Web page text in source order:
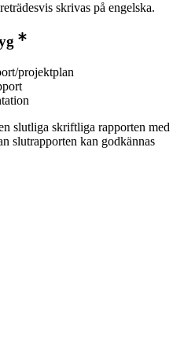
skrivas på engelska.
projektplan
slutliga skriftliga rapporten med
slutrapporten kan godkännas